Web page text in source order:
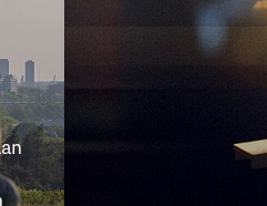
versterkt de regio met
Samen werken ze aan
woningen, technisch
en sociale cohesie.